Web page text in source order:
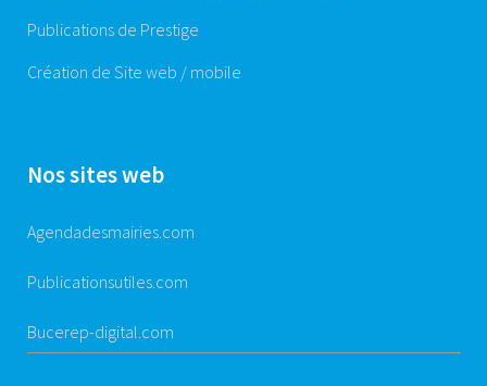
Publications de Prestige
Création de Site web / mobile
Nos sites web
Agendadesmairies.com
Publicationsutiles.com
Bucerep-digital.com